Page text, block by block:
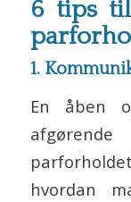
6 tips
1.
En åben
hvordan